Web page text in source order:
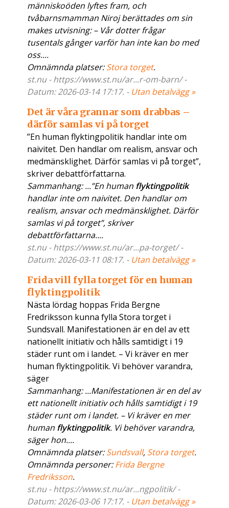
människoöden lyftes fram, och
tvåbarnsmamman Niroj berättades om sin
makes utvisning: – Vår dotter frågar
tusentals gånger varför han inte kan bo med
oss....
Omnämnda platser:Stora torget.
st.nu - https://www.st.nu/ar...r-om-barn/ -
Datum: 2026-03-14 17:17. - Utan betalvägg »
Det är våra grannar som drabbas –
därför samlas vi på torget
”En human flyktingpolitik handlar inte om
naivitet. Den handlar om realism, ansvar och
medmänsklighet. Därför samlas vi på torget”,
skriver debattförfattarna.
Sammanhang: ...”En human flyktingpolitik
handlar inte om naivitet. Den handlar om
realism, ansvar och medmänsklighet. Därför
samlas vi på torget”, skriver
debattförfattarna....
st.nu - https://www.st.nu/ar...pa-torget/ -
Datum: 2026-03-11 08:17. - Utan betalvägg »
Frida vill fylla torget för en human
flyktingpolitik
Nästa lördag hoppas Frida Bergne
Fredriksson kunna fylla Stora torget i
Sundsvall. Manifestationen är en del av ett
nationellt initiativ och hålls samtidigt i 19
städer runt om i landet. – Vi kräver en mer
human flyktingpolitik. Vi behöver varandra,
säger
Sammanhang: ...Manifestationen är en del av
ett nationellt initiativ och hålls samtidigt i 19
städer runt om i landet. – Vi kräver en mer
human flyktingpolitik. Vi behöver varandra,
säger hon....
Omnämnda platser:Sundsvall, Stora torget.
Omnämnda personer:Frida Bergne
Fredriksson.
st.nu - https://www.st.nu/ar...ngpolitik/ -
Datum: 2026-03-06 17:17. - Utan betalvägg »